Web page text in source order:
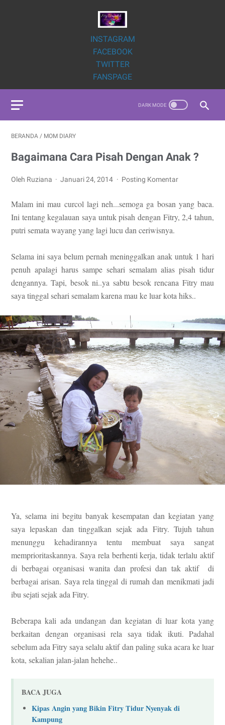
INSTAGRAM
FACEBOOK
TWITTER
FANSPAGE
BERANDA / MOM DIARY
Bagaimana Cara Pisah Dengan Anak ?
Oleh Ruziana Januari 24, 2014 Posting Komentar
Malam ini mau curcol lagi neh...semoga ga bosan yang baca.
Ini tentang kegalauan saya untuk pisah dengan Fitry, 2,4 tahun,
putri semata wayang yang lagi lucu dan ceriwisnya.
Selama ini saya belum pernah meninggalkan anak untuk 1 hari
penuh apalagi harus sampe sehari semalam alias pisah tidur
dengannya. Tapi, besok ni..ya sabtu besok rencana Fitry mau
saya tinggal sehari semalam karena mau ke luar kota hiks..
Ya, selama ini begitu banyak kesempatan dan kegiatan yang
saya lepaskan dan tinggalkan sejak ada Fitry. Tujuh tahun
menunggu kehadirannya tentu membuat saya sangat
memprioritaskannya. Saya rela berhenti kerja, tidak terlalu aktif
di berbagai organisasi wanita dan profesi dan tak aktif di
berbagai arisan. Saya rela tinggal di rumah dan menikmati jadi
ibu sejati sejak ada Fitry.
Beberapa kali ada undangan dan kegiatan di luar kota yang
berkaitan dengan organisasi rela saya tidak ikuti. Padahal
sebelum ada Fitry saya selalu aktif dan paling suka acara ke luar
kota, sekalian jalan-jalan hehehe..
BACA JUGA
Kipas Angin yang Bikin Fitry Tidur Nyenyak di
Kampung